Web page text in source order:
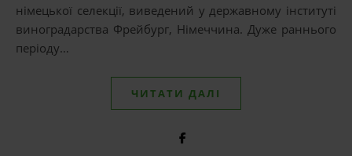
німецької селекції, виведений у державному інституті
виноградарства Фрейбург, Німеччина. Дуже раннього
періоду…
ЧИТАТИ ДАЛІ